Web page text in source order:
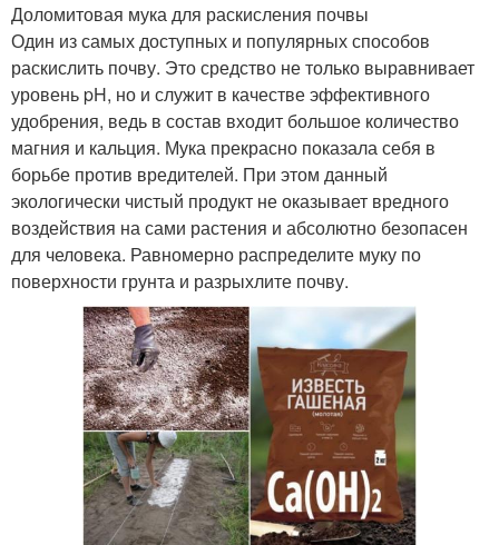
Доломитовая мука для раскисления почвы
Один из самых доступных и популярных способов
раскислить почву. Это средство не только выравнивает
уровень pH, но и служит в качестве эффективного
удобрения, ведь в состав входит большое количество
магния и кальция. Мука прекрасно показала себя в
борьбе против вредителей. При этом данный
экологически чистый продукт не оказывает вредного
воздействия на сами растения и абсолютно безопасен
для человека. Равномерно распределите муку по
поверхности грунта и разрыхлите почву.